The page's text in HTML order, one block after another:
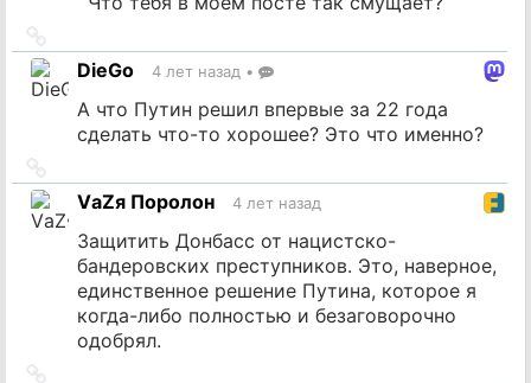
на
источник
DieGo 4 лет назад •
А что Путин решил впервые за 22 года
сделать что-то хорошее? Это что именно?
на
источник
VаZя Поролон 4 лет назад
Защитить Донбасс от нацистско-
бандеровских преступников. Это, наверное,
единственное решение Путина, которое я
когда-либо полностью и безаговорочно
одобрял.